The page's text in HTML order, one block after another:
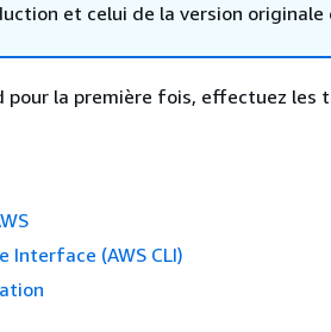
et celui de la version originale
pour la première fois, effectuez les
Interface (AWS CLI)